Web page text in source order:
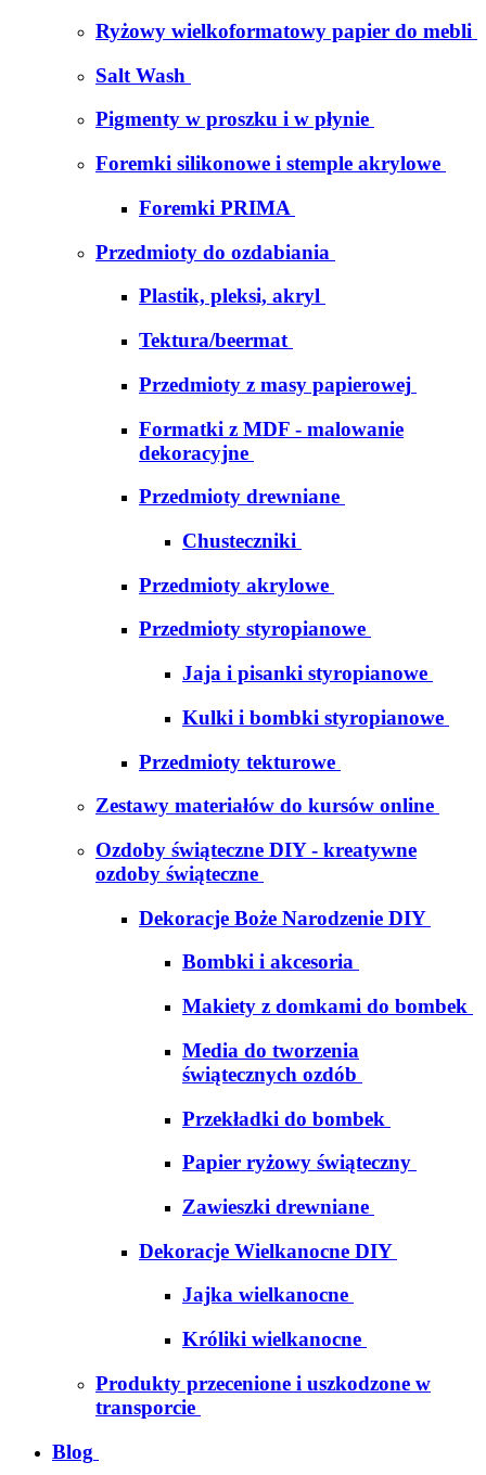
Ryżowy wielkoformatowy papier do mebli
Salt Wash
Pigmenty w proszku i w płynie
Foremki silikonowe i stemple akrylowe
Foremki PRIMA
Przedmioty do ozdabiania
Plastik, pleksi, akryl
Tektura/beermat
Przedmioty z masy papierowej
Formatki z MDF - malowanie
dekoracyjne
Przedmioty drewniane
Chusteczniki
Przedmioty akrylowe
Przedmioty styropianowe
Jaja i pisanki styropianowe
Kulki i bombki styropianowe
Przedmioty tekturowe
Zestawy materiałów do kursów online
Ozdoby świąteczne DIY - kreatywne
ozdoby świąteczne
Dekoracje Boże Narodzenie DIY
Bombki i akcesoria
Makiety z domkami do bombek
Media do tworzenia
świątecznych ozdób
Przekładki do bombek
Papier ryżowy świąteczny
Zawieszki drewniane
Dekoracje Wielkanocne DIY
Jajka wielkanocne
Króliki wielkanocne
Produkty przecenione i uszkodzone w
transporcie
Blog